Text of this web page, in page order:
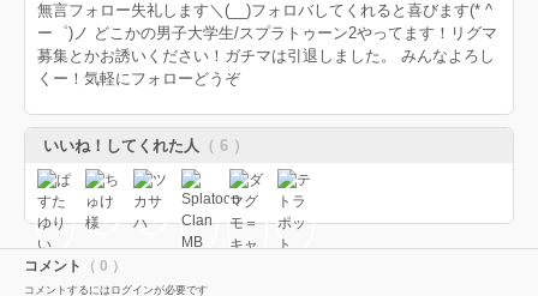
無言フォロー失礼します＼(__)フォロバしてくれると喜びます(* ^
ー゜)ノ どこかの男子大学生/スプラトゥーン2やってます！リグマ
募集とかお誘いください！ガチマは引退しました。 みんなよろし
くー！気軽にフォローどうぞ
いいね！してくれた人 （ 6 ）
コメント （ 0 ）
コメントするにはログインが必要です